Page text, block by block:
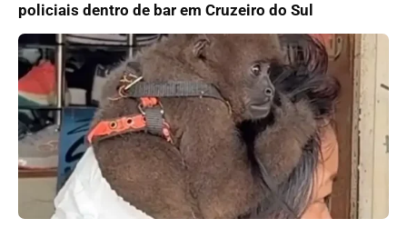
policiais dentro de bar em Cruzeiro do Sul